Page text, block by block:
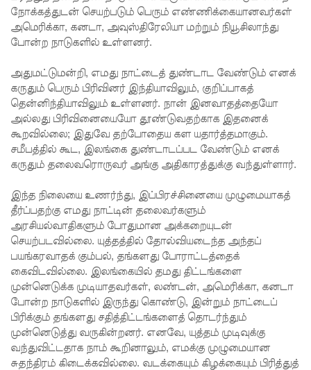
பாதிப்பு,
உயிரிழப்பு
கள் 65
ஆக
அதிகரிப்பு!
கேகாலை
யில்
தாமதமா
ன தரம் 5
புலமைப்ப
ரிசில்
வினாத்தா
ள் - நீதி
கோருகிற
து
இலங்கை
நோக்கத்துடன் செயற்படும் பெரும் எண்ணிக்கையானவர்கள்
அமெரிக்கா, கனடா, அவுஸ்திரேலியா மற்றும் நியூசிலாந்து
போன்ற நாடுகளில் உள்ளனர்.
அதுமட்டுமன்றி, எமது நாட்டைத் துண்டாட வேண்டும் எனக்
கருதும் பெரும் பிரிவினர் இந்தியாவிலும், குறிப்பாகத்
தென்னிந்தியாவிலும் உள்ளனர். நான் இனவாதத்தையோ
அல்லது பிரிவினையையோ தூண்டுவதற்காக இதனைக்
கூறவில்லை; இதுவே தற்போதைய கள யதார்த்தமாகும்.
சமீபத்தில் கூட, இலங்கை துண்டாடப்பட வேண்டும் எனக்
கருதும் தலைவரொருவர் அங்கு அதிகாரத்துக்கு வந்துள்ளார்.
இந்த நிலையை உணர்ந்து, இப்பிரச்சினையை முழுமையாகத்
தீர்ப்பதற்கு எமது நாட்டின் தலைவர்களும்
அரசியல்வாதிகளும் போதுமான அக்கறையுடன்
செயற்படவில்லை. யுத்தத்தில் தோல்வியடைந்த அந்தப்
பயங்கரவாதக் கும்பல், தங்களது போராட்டத்தைக்
கைவிடவில்லை. இலங்கையில் தமது திட்டங்களை
முன்னெடுக்க முடியாதவர்கள், லண்டன், அமெரிக்கா, கனடா
போன்ற நாடுகளில் இருந்து கொண்டு, இன்றும் நாட்டைப்
பிரிக்கும் தங்களது சதித்திட்டங்களைத் தொடர்ந்தும்
முன்னெடுத்து வருகின்றனர். எனவே, யுத்தம் முடிவுக்கு
வந்துவிட்டதாக நாம் கூறினாலும், எமக்கு முழுமையான
சுதந்திரம் கிடைக்கவில்லை. வடக்கையும் கிழக்கையும் பிரித்துத்